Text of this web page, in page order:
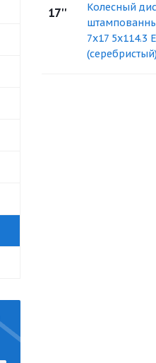
17''
Колесный
7x17 5x114.3
(серебристый)